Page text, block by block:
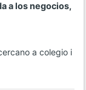
a los negocios,
a colegio i